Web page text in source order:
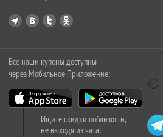
Все наши купоны доступны
через Мобильное Приложение:
Ищите скидки поблизости,
не выходя из чата: